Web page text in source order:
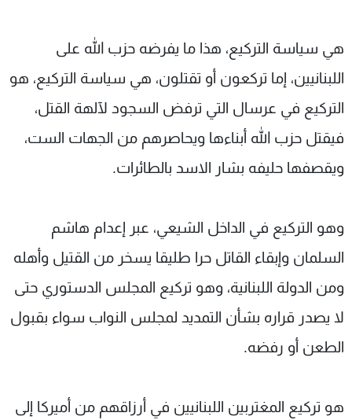
هي سياسة التركيع، هذا ما يفرضه حزب الله على
اللبنانيين، إما تركعون أو تقتلون، هي سياسة التركيع، هو
التركيع في عرسال التي ترفض السجود لآلهة القتل،
فيقتل حزب الله أبناءها ويحاصرهم من الجهات الست،
ويقصفها حليفه بشار الاسد بالطائرات.
وهو التركيع في الداخل الشيعي، عبر إعدام هاشم
السلمان وإبقاء القاتل حرا طليقا يسخر من القتيل وأهله
ومن الدولة اللبنانية، وهو تركيع المجلس الدستوري حتى
لا يصدر قراره بشأن التمديد لمجلس النواب سواء بقبول
الطعن أو رفضه.
هو تركيع المغتربين اللبنانيين في أرزاقهم من أميركا إلى